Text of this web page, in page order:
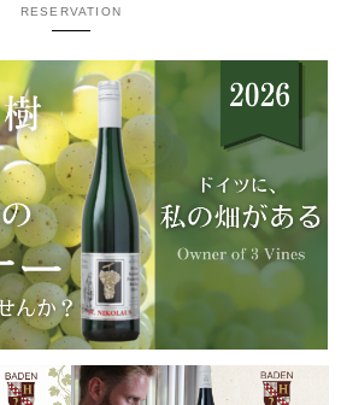
RESERVATION